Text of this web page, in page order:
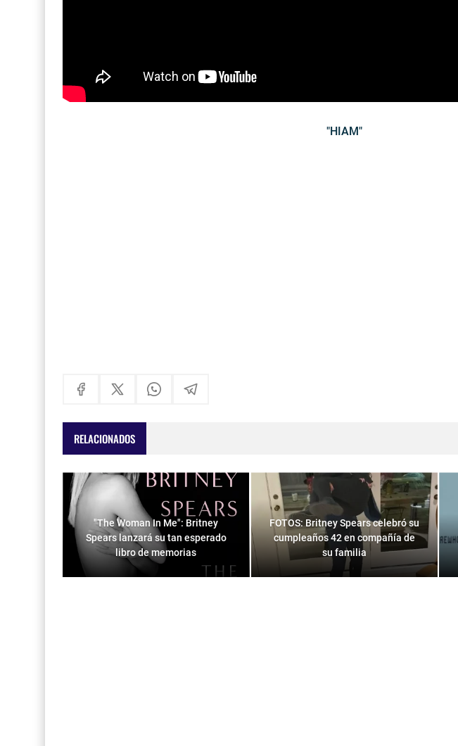
"HIAM"
RELACIONADOS
"The Woman In Me": Britney
Spears lanzará su tan esperado
libro de memorias
FOTOS: Britney Spears celebró su
cumpleaños 42 en compañía de
su familia